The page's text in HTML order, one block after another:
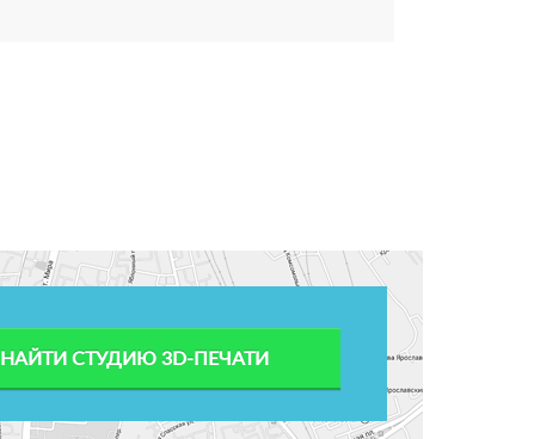
НАЙТИ СТУДИЮ 3D-ПЕЧАТИ